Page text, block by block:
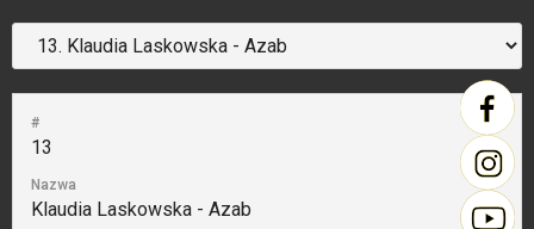
#
13
Nazwa
Klaudia Laskowska - Azab